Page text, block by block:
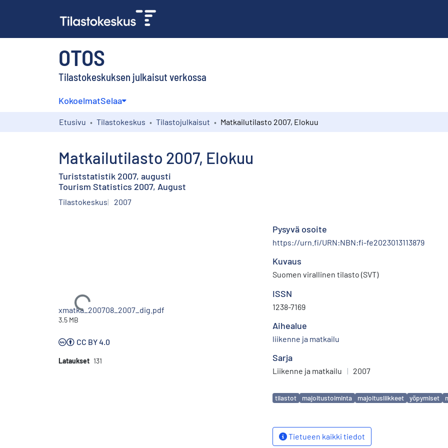
OTOS
Tilastokeskuksen julkaisut verkossa
KokoelmatSelaa
Etusivu Tilastokeskus Tilastojulkaisut Matkailutilasto 2007, Elokuu
Matkailutilasto 2007, Elokuu
Turiststatistik 2007, augusti
Tourism Statistics 2007, August
Tilastokeskus 2007
Ladataan...
xmatka_200708_2007_dig.pdf
3.5 MB
CC BY 4.0
Lataukset 131
Pysyvä osoite
https://urn.fi/URN:NBN:fi-fe2023013113879
Kuvaus
Suomen virallinen tilasto (SVT)
ISSN
1238-7169
Aihealue
liikenne ja matkailu
Sarja
Liikenne ja matkailu | 2007
Avainsanat
tilastot majoitustoiminta majoitusliikkeet yöpymiset
Tietueen kaikki tiedot